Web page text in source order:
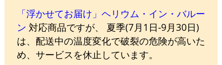
「浮かせてお届け」ヘリウム・イン・バルー
ン 対応商品ですが、 夏季(7月1日-9月30日)
は、配送中の温度変化で破裂の危険が高いた
め、サービスを休止しています。